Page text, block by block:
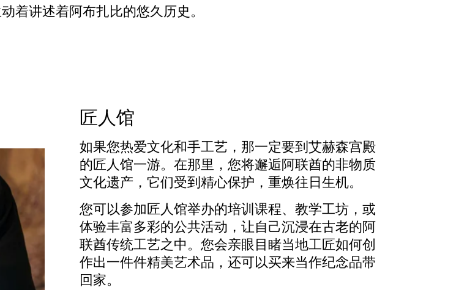
着讲述着阿布扎比的悠久历史。
匠人馆
如果您热爱文化和手工艺，那一定要到艾赫森宫殿
的匠人馆一游。在那里，您将邂逅阿联酋的非物质
文化遗产，它们受到精心保护，重焕往日生机。
您可以参加匠人馆举办的培训课程、教学工坊，或
体验丰富多彩的公共活动，让自己沉浸在古老的阿
联酋传统工艺之中。您会亲眼目睹当地工匠如何创
作出一件件精美艺术品，还可以买来当作纪念品带
回家。